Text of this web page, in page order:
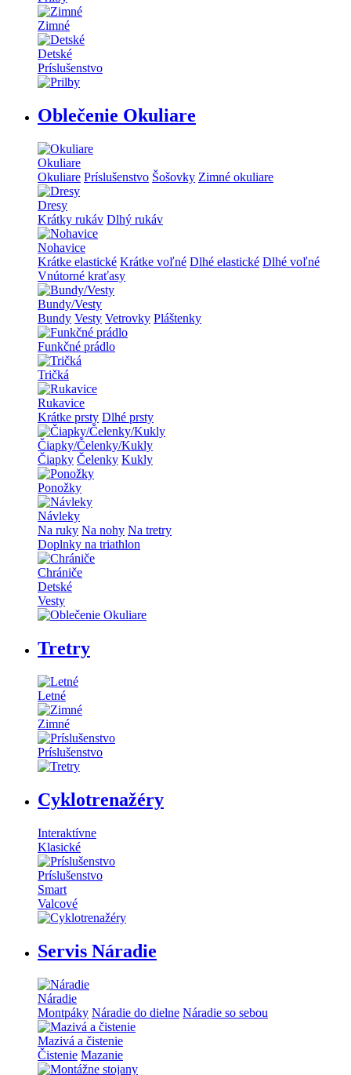
Zimné
Detské
Príslušenstvo
Oblečenie Okuliare
Okuliare
Okuliare Príslušenstvo Šošovky Zimné okuliare
Dresy
Krátky rukáv Dlhý rukáv
Nohavice
Krátke elastické Krátke voľné Dlhé elastické Dlhé voľné
Vnútorné kraťasy
Bundy/Vesty
Bundy Vesty Vetrovky Pláštenky
Funkčné prádlo
Tričká
Rukavice
Krátke prsty Dlhé prsty
Čiapky/Čelenky/Kukly
Čiapky Čelenky Kukly
Ponožky
Návleky
Na ruky Na nohy Na tretry
Doplnky na triathlon
Chrániče
Detské
Vesty
Tretry
Letné
Zimné
Príslušenstvo
Cyklotrenažéry
Interaktívne
Klasické
Príslušenstvo
Smart
Valcové
Servis Náradie
Náradie
Montpáky Náradie do dielne Náradie so sebou
Mazivá a čistenie
Čistenie Mazanie